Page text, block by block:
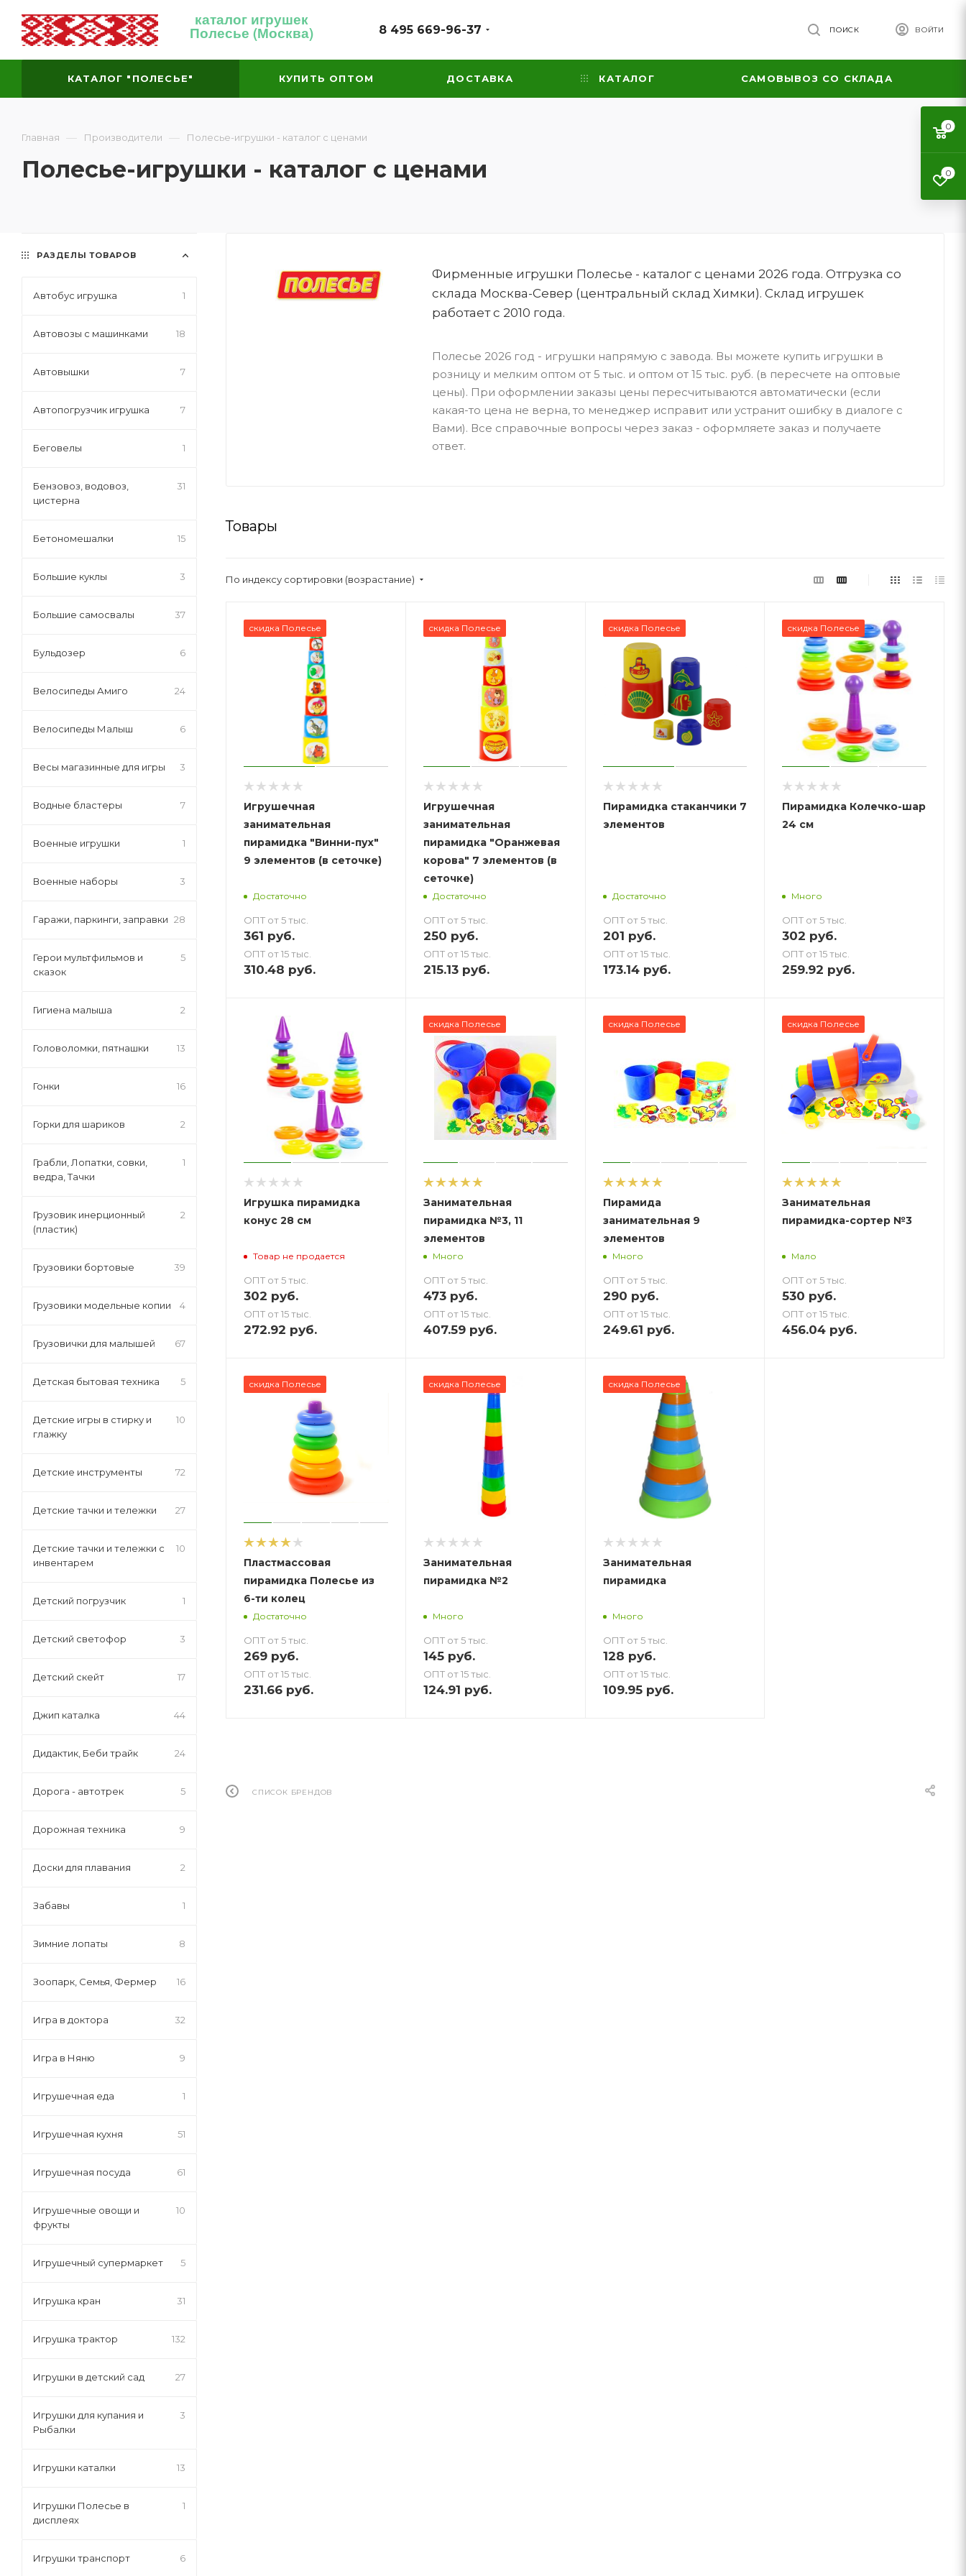
каталог игрушек
Полесье (Москва) 8 495 669-96-37 ВОЙТИ
ПОИСК
КАТАЛОГ "ПОЛЕСЬЕ" КУПИТЬ ОПТОМ ДОСТАВКА КАТАЛОГ САМОВЫВОЗ СО СКЛАДА
Главная — Производители — Полесье-игрушки - каталог с ценами
Полесье-игрушки - каталог с ценами
Фирменные игрушки Полесье - каталог с ценами 2026 года. Отгрузка со
склада Москва-Север (центральный склад Химки). Склад игрушек
работает с 2010 года.
Полесье 2026 год - игрушки напрямую с завода. Вы можете купить игрушки в
розницу и мелким оптом от 5 тыс. и оптом от 15 тыс. руб. (в пересчете на оптовые
цены). При оформлении заказы цены пересчитываются автоматически (если
какая-то цена не верна, то менеджер исправит или устранит ошибку в диалоге с
Вами). Все справочные вопросы через заказ - оформляете заказ и получаете
ответ.
Товары
По индексу сортировки (возрастание)
скидка Полесье
Игрушечная
занимательная
пирамидка "Винни-пух"
9 элементов (в сеточке)
Достаточно
ОПТ от 5 тыс.
361 руб.
ОПТ от 15 тыс.
310.48 руб.
скидка Полесье
Игрушечная
занимательная
пирамидка "Оранжевая
корова" 7 элементов (в
сеточке)
Достаточно
ОПТ от 5 тыс.
250 руб.
ОПТ от 15 тыс.
215.13руб.
скидка Полесье
Пирамидка стаканчики 7
элементов
Достаточно
ОПТ от 5 тыс.
201 руб.
ОПТ от 15 тыс.
173.14руб.
скидка Полесье
Пирамидка Колечко-шар
24 см
Много
ОПТ от 5 тыс.
302 руб.
ОПТ от 15 тыс.
259.92 руб.
Игрушка пирамидка
конус 28 см
Товар не продается
ОПТ от 5 тыс.
302 руб.
ОПТ от 15 тыс.
272.92 руб.
скидка Полесье
Занимательная
пирамидка №3, 11
элементов
Много
ОПТ от 5 тыс.
473руб.
ОПТ от 15 тыс.
407.59руб.
скидка Полесье
Пирамида
занимательная 9
элементов
Много
ОПТ от 5 тыс.
290 руб.
ОПТ от 15 тыс.
249.61 руб.
скидка Полесье
Занимательная
пирамидка-сортер №3
Мало
ОПТ от 5 тыс.
530 руб.
ОПТ от 15 тыс.
456.04 руб.
скидка Полесье
Пластмассовая
пирамидка Полесье из
6-ти колец
Достаточно
ОПТ от 5 тыс.
269 руб.
ОПТ от 15 тыс.
231.66 руб.
скидка Полесье
Занимательная
пирамидка №2
Много
ОПТ от 5 тыс.
145руб.
ОПТ от 15 тыс.
124.91 руб.
скидка Полесье
Занимательная
пирамидка
Много
ОПТ от 5 тыс.
128 руб.
ОПТ от 15 тыс.
109.95руб.
СПИСОК БРЕНДОВ
РАЗДЕЛЫ ТОВАРОВ
Автобус игрушка 1
Автовозы с машинками 18
Автовышки 7
Автопогрузчик игрушка 7
Беговелы 1
Бензовоз, водовоз,
цистерна
31
Бетономешалки 15
Большие куклы 3
Большие самосвалы 37
Бульдозер 6
Велосипеды Амиго 24
Велосипеды Малыш 6
Весы магазинные для игры 3
Водные бластеры 7
Военные игрушки 1
Военные наборы 3
Гаражи, паркинги, заправки 28
Герои мультфильмов и
сказок
5
Гигиена малыша 2
Головоломки, пятнашки 13
Гонки 16
Горки для шариков 2
Грабли, Лопатки, совки,
ведра, Тачки
1
Грузовик инерционный
(пластик)
2
Грузовики бортовые 39
Грузовики модельные копии 4
Грузовички для малышей 67
Детская бытовая техника 5
Детские игры в стирку и
глажку
10
Детские инструменты 72
Детские тачки и тележки 27
Детские тачки и тележки с
инвентарем
10
Детский погрузчик 1
Детский светофор 3
Детский скейт 17
Джип каталка 44
Дидактик, Беби трайк 24
Дорога - автотрек 5
Дорожная техника 9
Доски для плавания 2
Забавы 1
Зимние лопаты 8
Зоопарк, Семья, Фермер 16
Игра в доктора 32
Игра в Няню 9
Игрушечная еда 1
Игрушечная кухня 51
Игрушечная посуда 61
Игрушечные овощи и
фрукты
10
Игрушечный супермаркет 5
Игрушка кран 31
Игрушка трактор 132
Игрушки в детский сад 27
Игрушки для купания и
Рыбалки
3
Игрушки каталки 13
Игрушки Полесье в
дисплеях
1
Игрушки транспорт 6
0
0